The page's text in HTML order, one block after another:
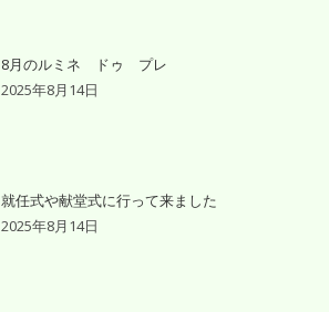
8月のルミネ ドゥ プレ
2025年8月14日
就任式や献堂式に行って来ました
2025年8月14日